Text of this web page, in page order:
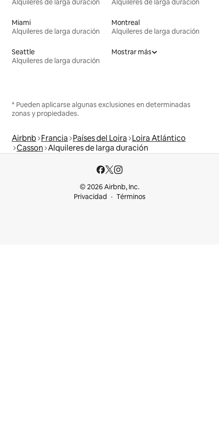
Alquileres de larga duración Alquileres de larga duración
Miami
Alquileres de larga duración
Montreal
Alquileres de larga duración
Seattle
Alquileres de larga duración
Mostrar más
* Pueden aplicarse algunas exclusiones en determinadas
zonas y propiedades.
Airbnb Francia Países del Loira Loira Atlántico
Casson Alquileres de larga duración
© 2026 Airbnb, Inc.
Privacidad
Términos